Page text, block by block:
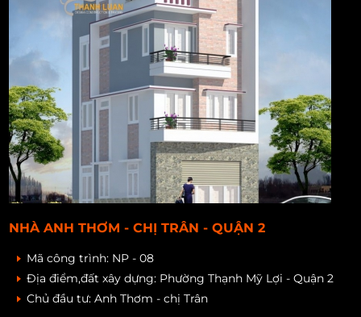
NHÀ ANH THƠM - CHỊ TRÂN - QUẬN 2
Mã công trình: NP - 08
Địa điểm,đất xây dựng: Phường Thạnh Mỹ Lợi - Quận 2
Chủ đầu tư:Anh Thơm - chị Trân